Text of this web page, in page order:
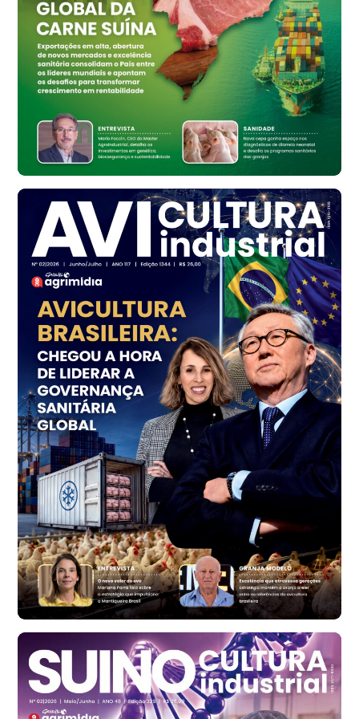
Ovo Branco - Regional
Bastos (SP)
R$ 134,42
cx
Ovo Vermelho - Regional
Bastos (SP)
R$ 148,56
Frango - Indicador
R$ 7,16
kg
Frango - Indicador
R$ 7,18
Trigo Atacado - Regional
PR
R$ 1.414,46
t
Trigo Atacado - Regional
RS
R$ 1.314,61
t
Ovo Vermelho - Regional
Vermelho
R$ 171,61
cx
Ovo Branco - Regional
Santa Maria do Jetibá (ES)
R$ 140,74
cx
Ovo Branco - Regional
Recife (PE)